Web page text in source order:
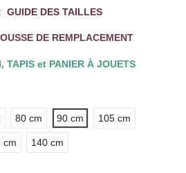
GUIDE DES TAILLES
DE REMPLACEMENT
TAPIS et PANIER À JOUETS
80 cm 90 cm 105 cm
cm 140 cm